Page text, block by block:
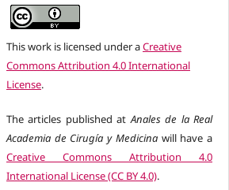
This work is licensed under aCreative
Commons Attribution 4.0 International
License.
The articles published atAnales de la Real
Academia de Cirugía y Medicinawill have a
Creative Commons Attribution 4.0
International License (CC BY 4.0).